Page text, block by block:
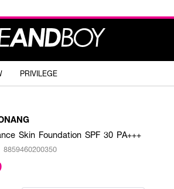
PRIVILEGE
Skin Foundation SPF 30 PA+++